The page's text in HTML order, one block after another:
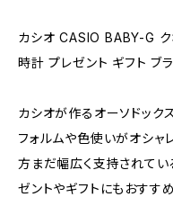
カシオ CASIO BABY-G ク
時計 プレゼント ギフト ブ
カシオが作るオーソドック
フォルムや色使いがオシャ
方まだ幅広く支持されてい
ゼントやギフトにもおすす